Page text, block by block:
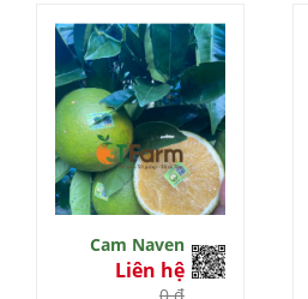
Cam Naven
Liên hệ
0 đ